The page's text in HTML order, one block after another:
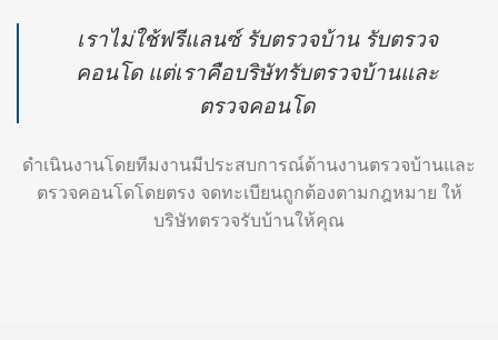
เราไม่ใช้ฟรีแลนซ์ รับตรวจบ้าน รับตรวจ
คอนโด แต่เราคือบริษัทรับตรวจบ้านและ
ตรวจคอนโด
ดำเนินงานโดยทีมงานมีประสบการณ์ด้านงานตรวจบ้านและ
ตรวจคอนโดโดยตรง จดทะเบียนถูกต้องตามกฎหมาย ให้
บริษัทตรวจรับบ้านให้คุณ